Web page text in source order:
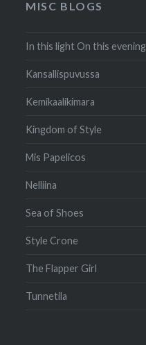
MISC BLOGS
In this light On this evening
Kansallispuvussa
Kemikaalikimara
Kingdom of Style
Mis Papelicos
Nelliina
Sea of Shoes
Style Crone
The Flapper Girl
Tunnetila